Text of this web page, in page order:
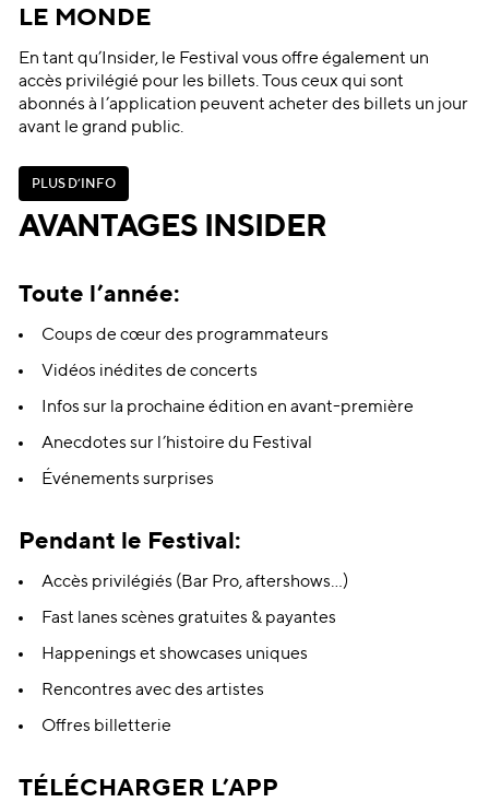
LE MONDE
En tant qu’Insider, le Festival vous offre également un
accès privilégié pour les billets. Tous ceux qui sont
abonnés à l’application peuvent acheter des billets un jour
avant le grand public.
PLUS D’I N FO
PLUSD’INFO
AVANTAGES INSIDER
Toute l’année:
Coups de cœur des programmateurs
Vidéos inédites de concerts
Infos sur la prochaine édition en avant-première
Anecdotes sur l’histoire du Festival
Événements surprises
Pendant le Festival:
Accès privilégiés (Bar Pro, aftershows…)
Fast lanes scènes gratuites & payantes
Happenings et showcases uniques
Rencontres avec des artistes
Offres billetterie
TÉLÉCHARGER L’APP